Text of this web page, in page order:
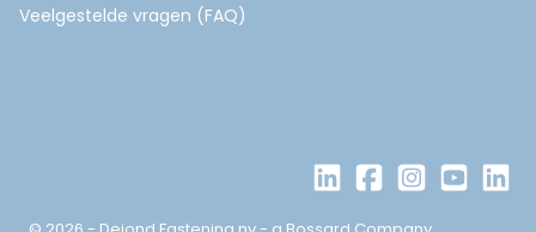
Veelgestelde vragen (FAQ)